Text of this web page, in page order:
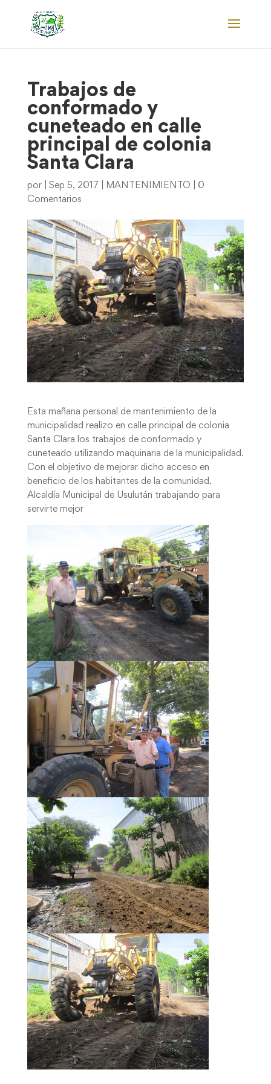
Trabajos de
conformado y
cuneteado en calle
principal de colonia
Santa Clara
por Sep 5, 2017 MANTENIMIENTO
0
Comentarios
Esta mañana personal de mantenimiento de la
municipalidad realizo en calle principal de colonia
Santa Clara los trabajos de conformado y
cuneteado utilizando maquinaria de la municipalidad.
Con el objetivo de mejorar dicho acceso en
beneficio de los habitantes de la comunidad.
Alcaldía Municipal de Usulután trabajando para
servirte mejor